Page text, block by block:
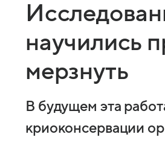
научились
мерзнуть
В будущем эта
криоконсервации